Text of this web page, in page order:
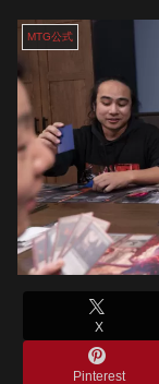
MTG公式
X
Pinterest